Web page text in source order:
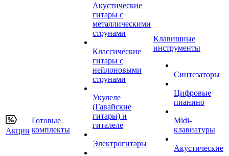
Акции
Готовые
комплекты
Акустические
гитары с
металлическими
струнами
Классические
гитары с
нейлоновыми
струнами
Укулеле
(Гавайские
гитары) и
гиталеле
Электрогитары
Клавишные
инструменты
Синтезаторы
Цифровые
пианино
Midi-
клавиатуры
Акустические